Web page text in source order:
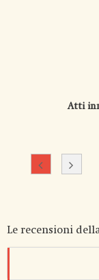
Atti
Le recensioni